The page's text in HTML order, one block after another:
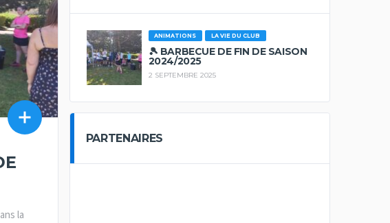
la
ANIMATIONS LA VIE DU CLUB
🎾 BARBECUE DE FIN DE SAISON
2024/2025
2 SEPTEMBRE 2025
PARTENAIRES